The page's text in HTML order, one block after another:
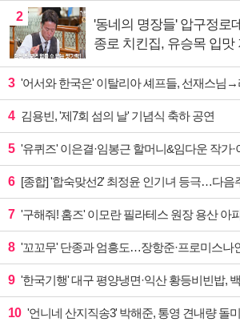
2
'동네의 명장들' 압구정로
종로 치킨집, 유승목 입맛
3 '어서와 한국은' 이탈리아 셰프들, 선재스님→라
4 김용빈, '제7회 섬의 날' 기념식 축하 공연
5 '유퀴즈' 이은결·임봉근 할머니&임다운 작가·이승철, '
6 [종합] '합숙맞선2' 최정윤 인기녀 등극…다음주 마
7 '구해줘! 홈즈' 이모란 필라테스 원장 용산 아파트 방
8 '꼬꼬무' 단종과 엄흥도…장항준·프로미스나인 이
9 '한국기행' 대구 평양냉면·익산 황등비빈밥,
10 '언니네 산지직송3' 박해준, 통영 견내량 돌미